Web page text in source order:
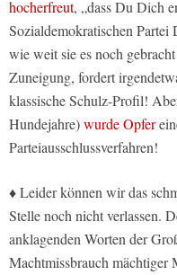
hocherfreut, „dass Du Dich
Sozialdemokratischen Partei
wie weit sie es noch
Zuneigung, fordert
klassische Schulz-Profil!
Hundejahre)wurde Opfer
Parteiausschlussverfahren!
♦ Leider können wir das
Stelle noch nicht verlassen.
anklagenden Worten der
Machtmissbrauch mächtiger